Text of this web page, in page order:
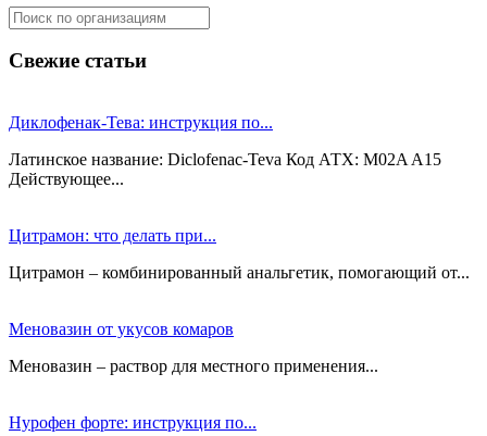
Свежие статьи
Диклофенак-Тева: инструкция по...
Латинское название: Diclofenac-Teva Код АТХ: M02A A15
Действующее...
Цитрамон: что делать при...
Цитрамон – комбинированный анальгетик, помогающий от...
Меновазин от укусов комаров
Меновазин – раствор для местного применения...
Нурофен форте: инструкция по...